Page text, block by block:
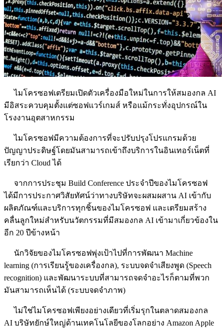
ไมโครซอฟเตรียมเปิดตัวเครื่องมือใหม่ในการให้สมองกล AI
มีอิสระควบคุมตั้งแต่ซอฟแวร์เกมส์ หรือแม้กระทั่งอุปกรณ์ใน
โรงงานอุตสาหกรรม
ไมโครซอฟมีความต้องการที่จะปรับปรุงโปรแกรมด้วย
ปัญญาประดิษฐ์โดยมันสามารถเข้าถึงบริการในอินเทอร์เน็ตที่
เรียกว่า Cloud ได้
จากการประชุม Build Conference ประจำปีของไมโครซอฟ
ได้มีการประกาศวิสัยทัศน์ว่าทางบริษัทจะผสมผสาน AI เข้ากับ
ผลิตภัณฑ์และบริการทุกชิ้นของไมโครซอฟ และเตรียมสร้าง
คลื่นลูกใหม่สำหรับนวัตกรรมที่มีสมองกล AI เข้ามาเกี่ยวข้องใน
อีก 20 ปีข้างหน้า
นักวิจัยของไมโครซอฟพุ่งเป้าไปที่การพัฒนา Machine
learning (การเรียนรู้ของเครื่องกล), ระบบจดจำเสียงพูด (Speech
recognition) และพัฒนาระบบที่สามารถจดจำอะไรก็ตามที่พวก
มันสามารถเห็นได้ (ระบบจดจำภาพ)
ไม่ใช่ไมโครซอฟเพียงอย่างเดียวที่เริ่มรุกในตลาดสมองกล
AI บริษัทยักษ์ใหญ่ด้านเทคโนโลยีของโลกอย่าง Amazon Apple